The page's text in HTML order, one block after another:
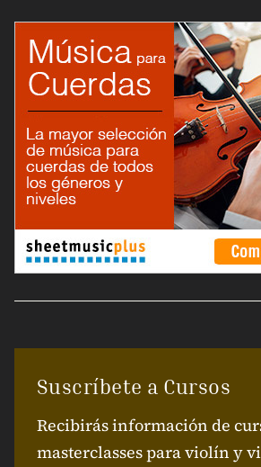
Suscríbete a Cursos
Recibirás información de
masterclasses para violín y